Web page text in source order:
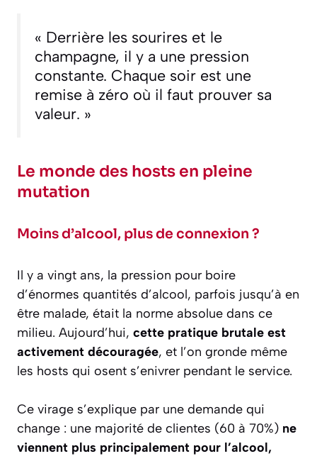
« Derrière les sourires et le
champagne, il y a une pression
constante. Chaque soir est une
remise à zéro où il faut prouver sa
valeur. »
Le monde des hosts en pleine
mutation
Moins d’alcool, plus de connexion ?
Il y a vingt ans, la pression pour boire
d’énormes quantités d’alcool, parfois jusqu’à en
être malade, était la norme absolue dans ce
milieu. Aujourd’hui, cette pratique brutale est
activement découragée, et l’on gronde même
les hosts qui osent s’enivrer pendant le service.
Ce virage s’explique par une demande qui
change : une majorité de clientes (60 à 70%) ne
viennent plus principalement pour l’alcool,